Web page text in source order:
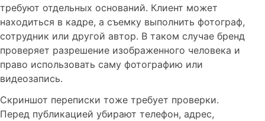
требуют отдельных оснований. Клиент может
находиться в кадре, а съемку выполнить фотограф,
сотрудник или другой автор. В таком случае бренд
проверяет разрешение изображенного человека и
право использовать саму фотографию или
видеозапись.
Скриншот переписки тоже требует проверки.
Перед публикацией убирают телефон, адрес,